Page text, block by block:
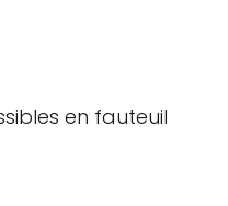
en fauteuil